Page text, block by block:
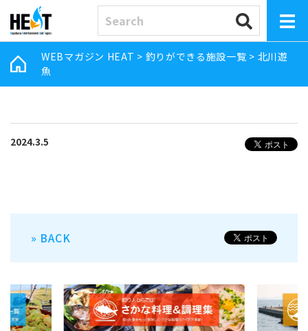
WEBマガジン HEAT > 釣りができる施設一覧 > 北川遊
魚
2024.3.5
» BACK